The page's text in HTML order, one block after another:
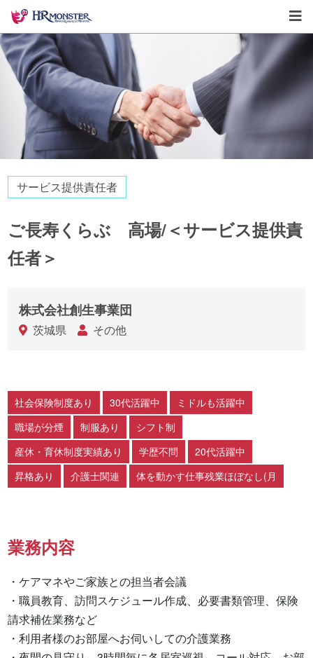
サービス提供責任者
ご長寿くらぶ 高場/＜サービス提供責
任者＞
株式会社創生事業団
茨城県 その他
社会保険制度あり 30代活躍中
ミドルも活躍中
職場が分煙
制服あり
シフト制
産休・育休制度実績あり
学歴不問
20代活躍中
昇格あり
介護士関連 体を動かす仕事残業ほぼなし(月
業務内容
・ケアマネやご家族との担当者会議
・職員教育、訪問スケジュール作成、必要書類管理、保険
請求補佐業務など
・利用者様のお部屋へお伺いしての介護業務